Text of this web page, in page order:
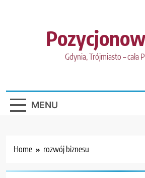
Gdynia, Trójmiasto – cała
MENU
Home rozwój biznesu